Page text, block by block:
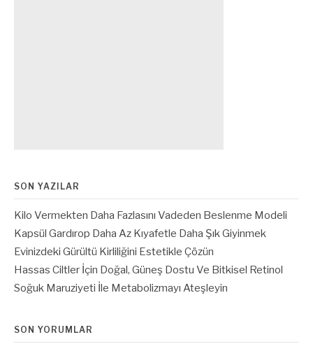
SON YAZILAR
Kilo Vermekten Daha Fazlasını Vadeden Beslenme Modeli
Kapsül Gardırop Daha Az Kıyafetle Daha Şık Giyinmek
Evinizdeki Gürültü Kirliliğini Estetikle Çözün
Hassas Ciltler İçin Doğal, Güneş Dostu Ve Bitkisel Retinol
Soğuk Maruziyeti İle Metabolizmayı Ateşleyin
SON YORUMLAR